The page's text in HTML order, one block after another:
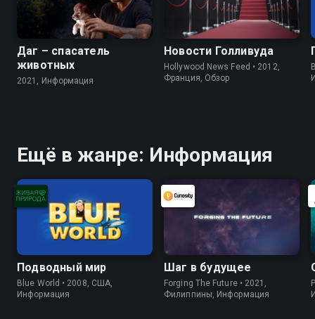
Даг – спасатель
животных
2021, Информация
Новости Голливуда
Hollywood News Feed • 2012,
Франция, Обзор
Ещё в жанре: Информация
Подводный мир
Blue World • 2008, США,
Информация
Шаг в будущее
Forging The Future • 2021,
Филиппины, Информация